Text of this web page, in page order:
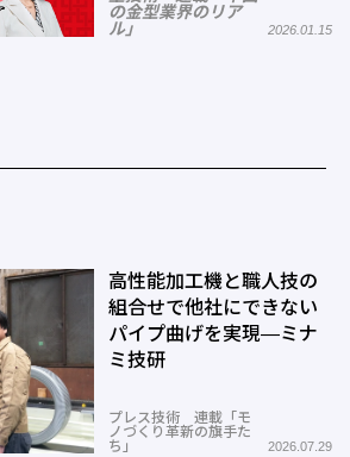
の金型業界のリア
ル」
2026.01.15
高性能加工機と職人技の
組合せで他社にできない
パイプ曲げを実現―ミナ
ミ技研
プレス技術 連載「モ
ノづくり革新の旗手た
ち」
2026.07.29